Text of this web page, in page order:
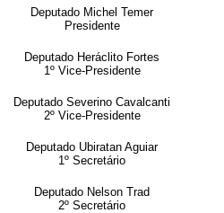
Deputado Michel Temer
Presidente
Deputado Heráclito Fortes
1º Vice-Presidente
Deputado Severino Cavalcanti
2º Vice-Presidente
Deputado Ubiratan Aguiar
1º Secretário
Deputado Nelson Trad
2º Secretário